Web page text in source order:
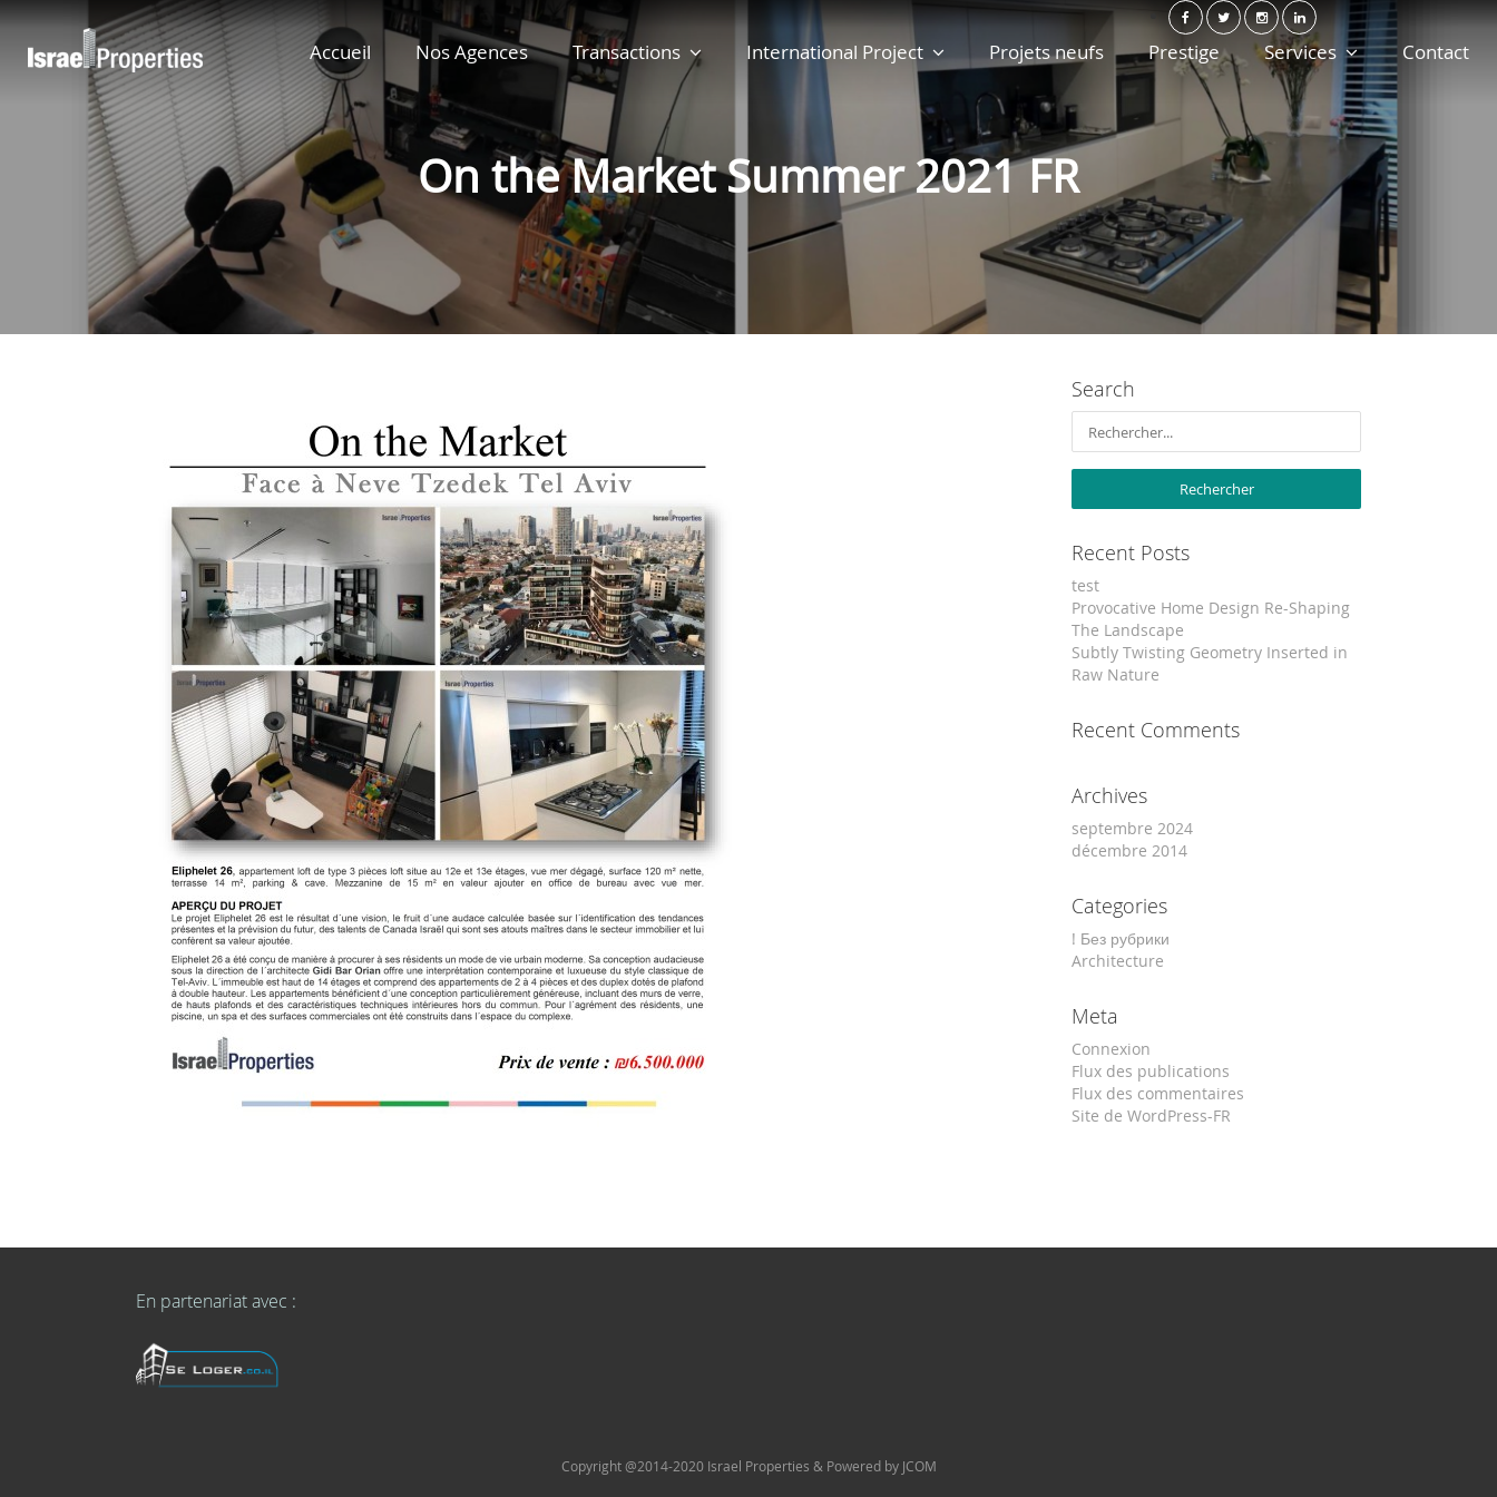
Accueil Nos Agences Transactions International Project Projets neufs Prestige Services Contact
On the Market Summer 2021 FR
Search
Recent Posts
test
Provocative Home Design Re-Shaping
The Landscape
Subtly Twisting Geometry Inserted in
Raw Nature
Recent Comments
Archives
septembre 2024
décembre 2014
Categories
! Без рубрики
Architecture
Meta
Connexion
Flux des publications
Flux des commentaires
Site de WordPress-FR
En partenariat avec :
Copyright @2014-2020 Israel Properties & Powered by JCOM